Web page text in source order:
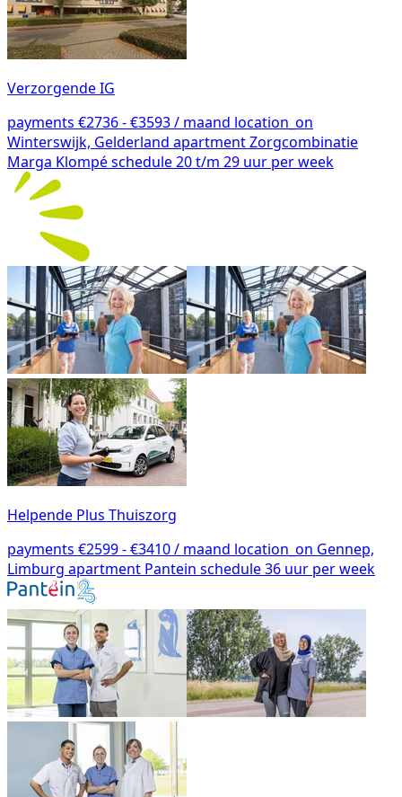
Verzorgende IG
payments €2736 - €3593 / maand location_on
Winterswijk, Gelderland apartmentZorgcombinatie
Marga Klompéschedule20 t/m 29 uur per week
Helpende Plus Thuiszorg
payments €2599 - €3410 / maand location_on Gennep,
Limburg apartment Pantein schedule36 uur per week